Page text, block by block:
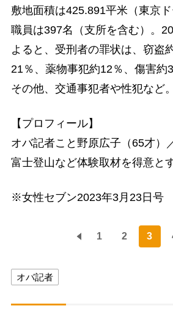
敷地面積は425.891平米（東京ド
職員は397名（支所を含む）。
よると、受刑者の罪状は、窃盗
21％、薬物事犯約12％、傷害約
その他、交通事犯者や性犯など。
【プロフィール】
オバ記者こと野原広子（65才）
富士登山など体験取材を得意とす
※女性セブン2023年3月23日号
1 2 3
オバ記者